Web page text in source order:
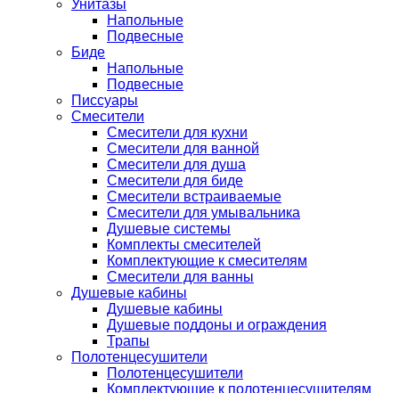
Унитазы
Напольные
Подвесные
Биде
Напольные
Подвесные
Писсуары
Смесители
Смесители для кухни
Смесители для ванной
Смесители для душа
Смесители для биде
Смесители встраиваемые
Смесители для умывальника
Душевые системы
Комплекты смесителей
Комплектующие к смесителям
Смесители для ванны
Душевые кабины
Душевые кабины
Душевые поддоны и ограждения
Трапы
Полотенцесушители
Полотенцесушители
Комплектующие к полотенцесушителям